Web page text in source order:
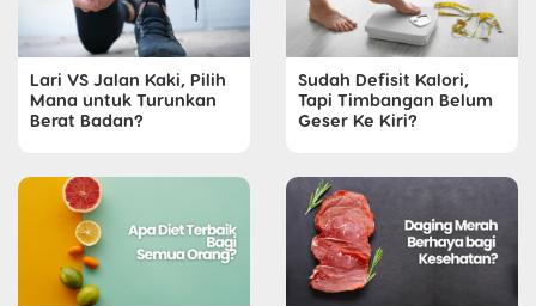
Lari VS Jalan Kaki, Pilih
Mana untuk Turunkan
Berat Badan?
Sudah Defisit Kalori,
Tapi Timbangan Belum
Geser Ke Kiri?